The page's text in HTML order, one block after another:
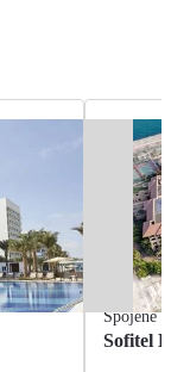
Spojené
Sofitel